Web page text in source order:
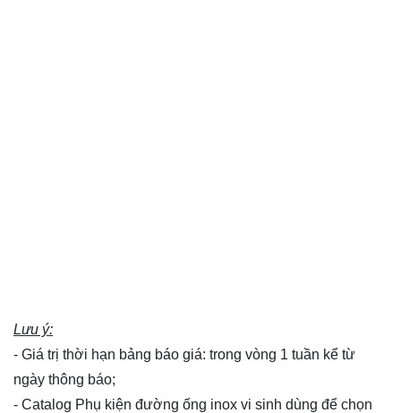
Lưu ý:
- Giá trị thời hạn bảng báo giá: trong vòng 1 tuần kể từ
ngày thông báo;
- Catalog Phụ kiện đường ống inox vi sinh dùng để chọn